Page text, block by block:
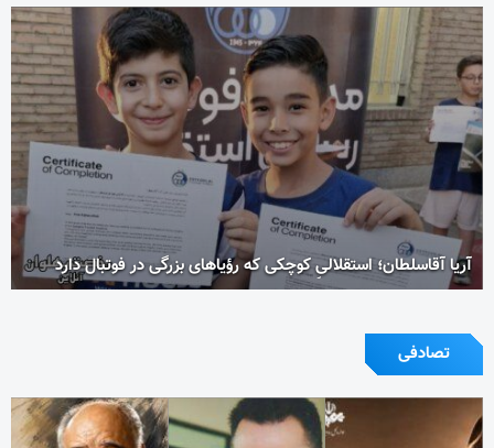
آریا آقاسلطان؛ استقلالیِ کوچکی که رؤیاهای بزرگی در فوتبال دارد
تصادفی